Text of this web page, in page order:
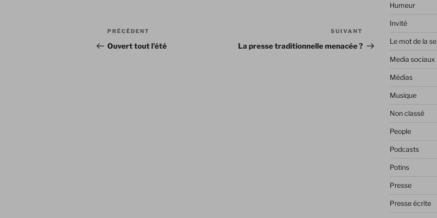
Navigation
de
Article
précédent
PRÉCÉDENT
Ouvert tout l’été
suivant
SUIVANT
La presse traditionnelle menacée ?
Humeur
Invité
Le mot de la
Media sociaux
Médias
Musique
Non classé
People
Podcasts
Potins
Presse
Presse écrite